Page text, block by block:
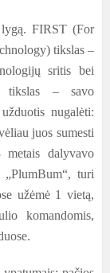
lygą. FIRST (For
tikslas –
sritis bei
tikslas – savo
nugalėti:
juos sumesti
dalyvavo
turi
užėmė 1 vietą,
komandomis,